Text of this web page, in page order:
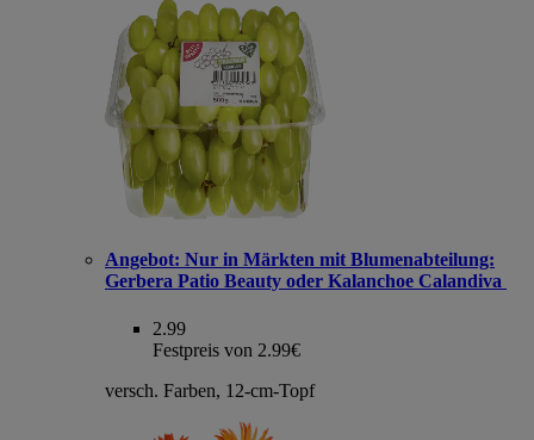
Angebot: Nur in Märkten mit Blumenabteilung:
Gerbera Patio Beauty oder Kalanchoe Calandiva
2.99
Festpreis von 2.99€
versch. Farben, 12-cm-Topf